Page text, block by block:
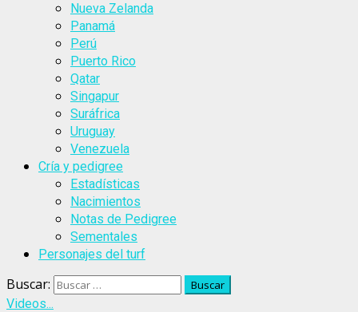
Nueva Zelanda
Panamá
Perú
Puerto Rico
Qatar
Singapur
Suráfrica
Uruguay
Venezuela
Cría y pedigree
Estadísticas
Nacimientos
Notas de Pedigree
Sementales
Personajes del turf
Buscar:
Videos...